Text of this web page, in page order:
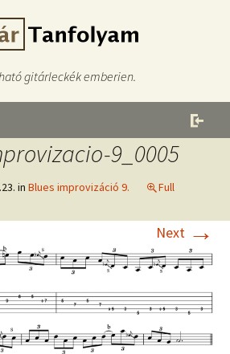
gitárleckék emberien.
9_0005
in Blues improvizáció 9.
Full
Next →